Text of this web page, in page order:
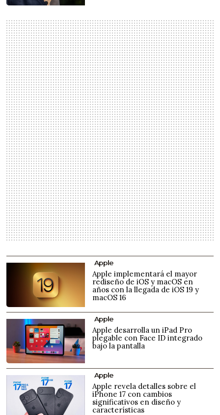
Apple
Apple implementará el mayor
rediseño de iOS y macOS en
años con la llegada de iOS 19 y
macOS 16
Apple
Apple desarrolla un iPad Pro
plegable con Face ID integrado
bajo la pantalla
Apple
Apple revela detalles sobre el
iPhone 17 con cambios
significativos en diseño y
características